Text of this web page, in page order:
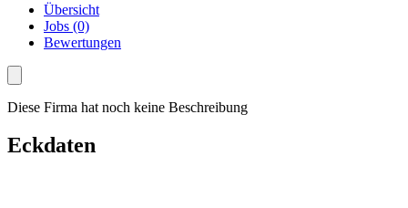
Übersicht
Jobs (0)
Bewertungen
Diese Firma hat noch keine Beschreibung
Eckdaten